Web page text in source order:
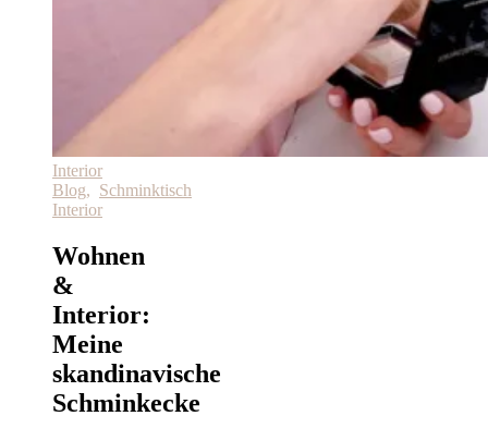
Interior
Blog, Schminktisch
Interior
Wohnen
&
Interior:
Meine
skandinavische
Schminkecke